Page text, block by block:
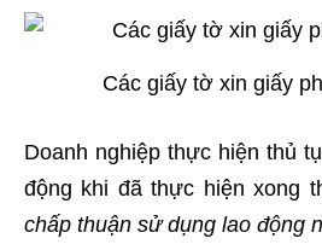
Các giấy tờ xin giấy
Doanh nghiệp thực hiện thủ
động khi đã thực hiện xong
chấp thuận sử dụng lao động